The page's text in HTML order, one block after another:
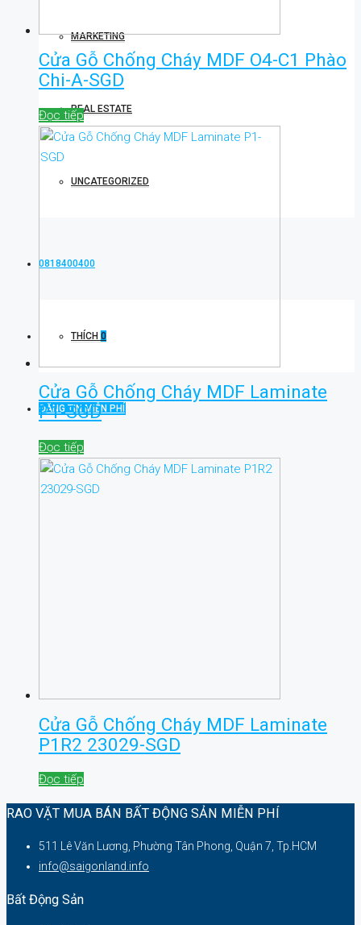
MARKETING
REAL ESTATE
UNCATEGORIZED
0818400400
THÍCH 0
ĐĂNG TIN MIỄN PHÍ
Cửa Gỗ Chống Cháy MDF O4-C1 Phào
Chi-A-SGD
Đọc tiếp
Cửa Gỗ Chống Cháy MDF Laminate
P1-SGD
Đọc tiếp
Cửa Gỗ Chống Cháy MDF Laminate
P1R2 23029-SGD
Đọc tiếp
RAO VẶT MUA BÁN BẤT ĐỘNG SẢN MIỄN PHÍ
511 Lê Văn Lương, Phường Tân Phong, Quận 7, Tp.HCM
info@saigonland.info
Bất Động Sản